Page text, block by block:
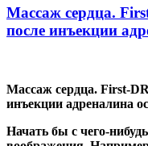
Массаж сердца.
после инъекции
Массаж сердца. First-
инъекции адреналина
Начать бы с чего-